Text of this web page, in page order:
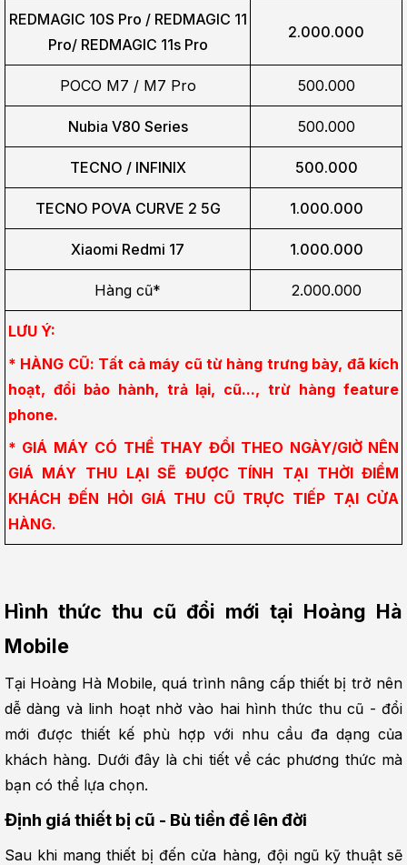
REDMAGIC 10S Pro / REDMAGIC 11
Pro/ REDMAGIC 11s Pro
2.000.000
POCO M7 / M7 Pro 500.000
Nubia V80 Series 500.000
TECNO / INFINIX 500.000
TECNO POVA CURVE 2 5G 1.000.000
Xiaomi Redmi 17 1.000.000
Hàng cũ* 2.000.000
LƯU Ý:
* HÀNG CŨ: Tất cả máy cũ từ hàng trưng bày, đã kích
hoạt, đổi bảo hành, trả lại, cũ..., trừ hàng feature
phone.
* GIÁ MÁY CÓ THỂ THAY ĐỔI THEO NGÀY/GIỜ NÊN
GIÁ MÁY THU LẠI SẼ ĐƯỢC TÍNH TẠI THỜI ĐIỂM
KHÁCH ĐẾN HỎI GIÁ THU CŨ TRỰC TIẾP TẠI CỬA
HÀNG.
Hình thức thu cũ đổi mới tại Hoàng Hà
Mobile
Tại Hoàng Hà Mobile, quá trình nâng cấp thiết bị trở nên
dễ dàng và linh hoạt nhờ vào hai hình thức thu cũ - đổi
mới được thiết kế phù hợp với nhu cầu đa dạng của
khách hàng. Dưới đây là chi tiết về các phương thức mà
bạn có thể lựa chọn.
Định giá thiết bị cũ - Bù tiền để lên đời
Sau khi mang thiết bị đến cửa hàng, đội ngũ kỹ thuật sẽ